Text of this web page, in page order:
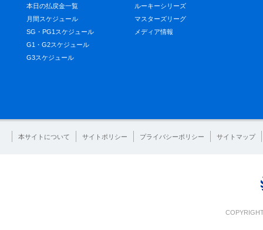
本日の払戻金一覧
月間スケジュール
SG・PG1スケジュール
G1・G2スケジュール
G3スケジュール
ルーキーシリーズ
マスターズリーグ
メディア情報
本サイトについて サイトポリシー プライバシーポリシー サイトマップ